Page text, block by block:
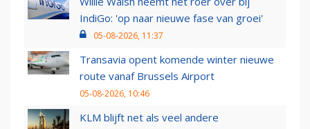
IndiGo: 'op naar nieuwe fase van groei'
05-08-2026, 11:37
Transavia opent komende winter nieuwe
route vanaf Brussels Airport
05-08-2026, 10:46
KLM blijft net als veel andere